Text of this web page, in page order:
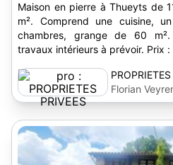
Maison en pierre à Thueyts de
m². Comprend une cuisine,
chambres, grange de 60
travaux intérieurs à prévoir. Prix
PROPRIETES
PRIVEES
Florian
rolland